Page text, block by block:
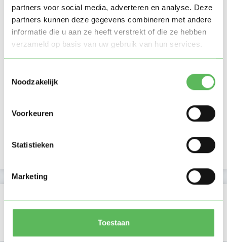
partners voor social media, adverteren en analyse. Deze
partners kunnen deze gegevens combineren met andere
informatie die u aan ze heeft verstrekt of die ze hebben
verzameld op basis van uw gebruik van hun services.
Noodzakelijk
Voorkeuren
Statistieken
Marketing
Toestaan
Beoordelingen
Er zijn nog geen beoordelingen